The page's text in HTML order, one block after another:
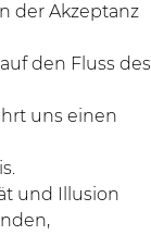
der Akzeptanz
den Fluss des
uns einen
und Illusion